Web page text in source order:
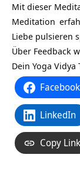
Mit dieser
Meditation
Liebe pulsieren
Über Feedback
Dein Yoga Vidya
Facebook
LinkedIn
Copy Link